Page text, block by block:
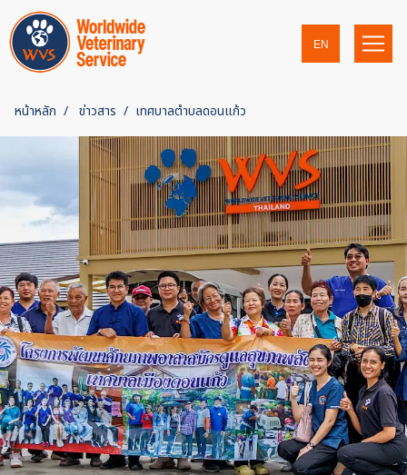
EN
หน้าหลัก ข่าวสาร เทศบาลตำบลดอนแก้ว